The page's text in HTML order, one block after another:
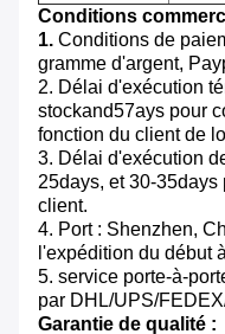
Conditions
1. Conditions de
gramme d'argent,
2. Délai d'exécution
stockand57ays pour
fonction du client de
3. Délai d'exécution
25days, et 30-35days
client.
4. Port : Shenzhen,
l'expédition du début
5. service porte-à-
par DHL/UPS/
Garantie de qualité :